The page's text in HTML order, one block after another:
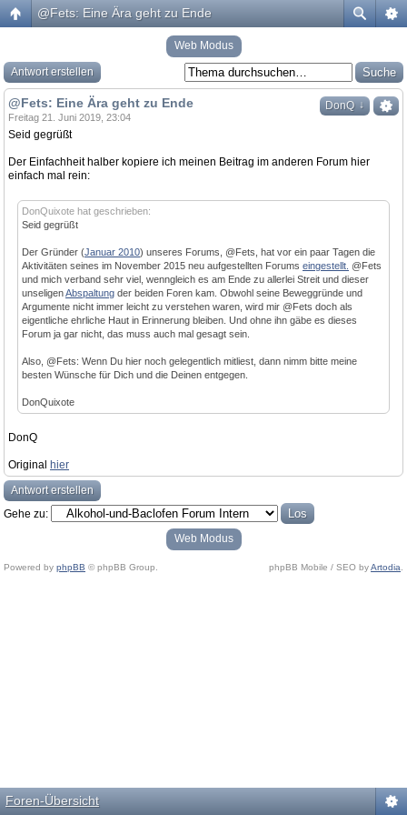
@Fets: Eine Ära geht zu Ende
Web Modus
Antwort erstellen
DonQ ↓
@Fets: Eine Ära geht zu Ende
Freitag 21. Juni 2019, 23:04
Seid gegrüßt
Der Einfachheit halber kopiere ich meinen Beitrag im anderen Forum hier
einfach mal rein:
DonQuixote hat geschrieben:
Seid gegrüßt
Der Gründer (Januar 2010) unseres Forums, @Fets, hat vor ein paar Tagen die
Aktivitäten seines im November 2015 neu aufgestellten Forums eingestellt. @Fets
und mich verband sehr viel, wenngleich es am Ende zu allerlei Streit und dieser
unseligenAbspaltung der beiden Foren kam. Obwohl seine Beweggründe und
Argumente nicht immer leicht zu verstehen waren, wird mir @Fets doch als
eigentliche ehrliche Haut in Erinnerung bleiben. Und ohne ihn gäbe es dieses
Forum ja gar nicht, das muss auch mal gesagt sein.
Also, @Fets: Wenn Du hier noch gelegentlich mitliest, dann nimm bitte meine
besten Wünsche für Dich und die Deinen entgegen.
DonQuixote
DonQ
Original hier
Antwort erstellen
Gehe zu:
Web Modus
Powered by phpBB © phpBB Group. phpBB Mobile / SEO byArtodia
Foren-Übersicht